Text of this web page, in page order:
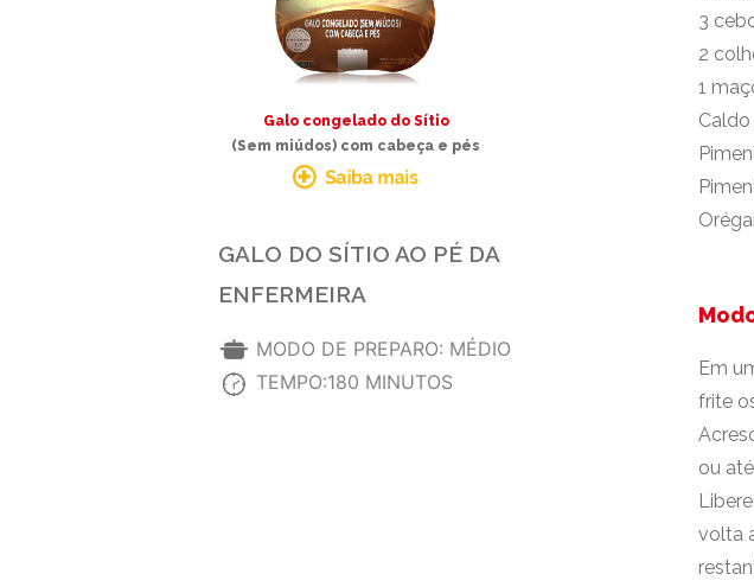
Galo congelado do Sítio
(Sem miúdos) com cabeça e pés
GALO DO SÍTIO AO PÉ DA
ENFERMEIRA
MODO DE PREPARO: MÉDIO
TEMPO:180 MINUTOS
3
2
1
Em
frite
ou
volta